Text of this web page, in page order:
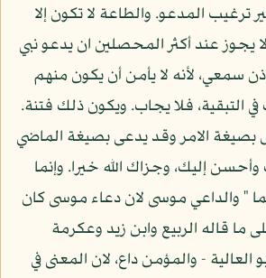
ترغيب المدعو. والطاعة لا تكون إلا
يجوز عند أكثر المحصلين ان يدعو نبي
سمعي، لأنه لا يأمن أن يكون منهم
التبقية، فلا يجاب. ويكون ذلك فتنة.
بصيغة الامر وقد يدعى بصيغة الماضي
إليك، وجزاك الله خيرا. وإنما
" والداعي موسى لان دعاء موسى كان
ما قاله الربيع وابن زيد وعكرمة
- والمؤمن داع، لان المعنى في